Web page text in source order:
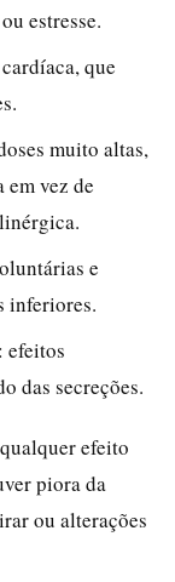
estresse.
que
muito altas,
em vez de
e
inferiores.
: efeitos
das secreções.
efeito
piora da
ou alterações